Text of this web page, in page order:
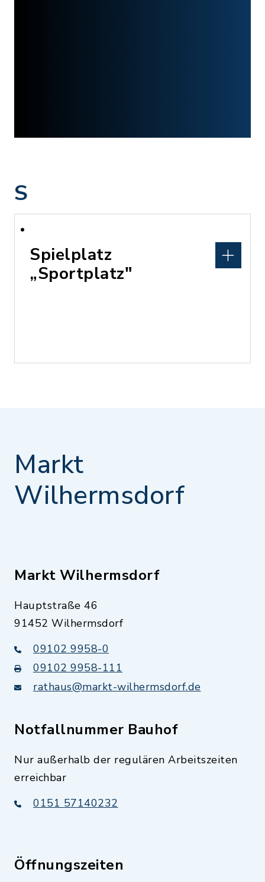
S
Spielplatz
„Sportplatz"
Markt
Wilhermsdorf
Markt Wilhermsdorf
Hauptstraße 46
91452 Wilhermsdorf
09102 9958-0
09102 9958-111
rathaus@markt-wilhermsdorf.de
Notfallnummer Bauhof
Nur außerhalb der regulären Arbeitszeiten
erreichbar
0151 57140232
Öffnungszeiten